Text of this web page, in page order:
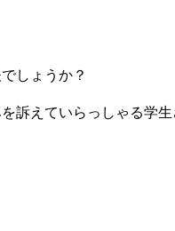
しょうか？
訴えていらっしゃる学生